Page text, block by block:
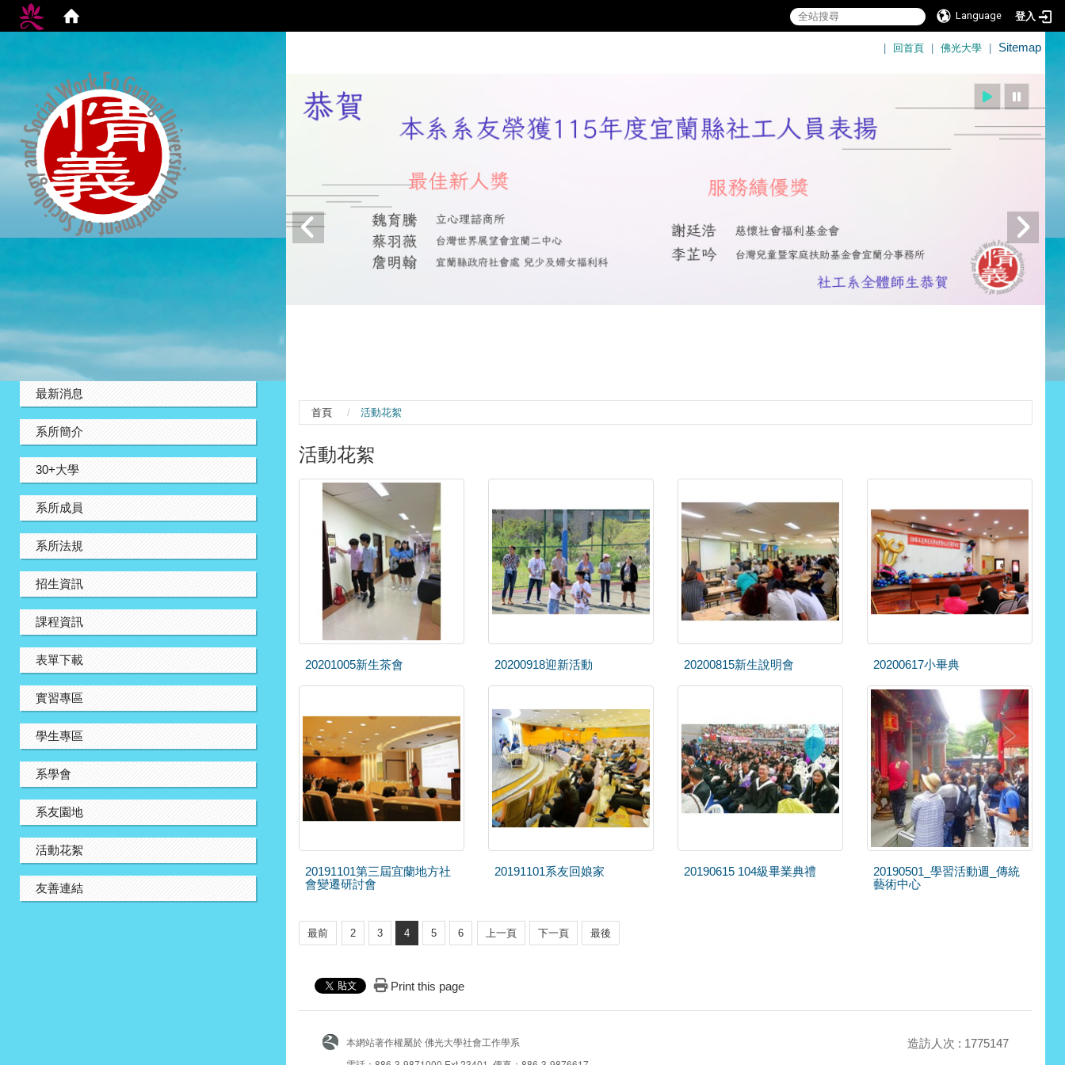
Language 登入
| 回首頁 | 佛光大學 | Sitemap
最新消息
系所簡介
30+大學
系所成員
系所法規
招生資訊
課程資訊
表單下載
實習專區
學生專區
系學會
系友園地
活動花絮
友善連結
首頁 活動花絮
活動花絮
20201005新生茶會 20200918迎新活動 20200815新生說明會 20200617小畢典
20191101第三屆宜蘭地方社
會變遷研討會
20191101系友回娘家 20190615 104級畢業典禮
20190501_學習活動週_傳統
藝術中心
最前 2 3 4 5 6 上一頁 下一頁 最後
Print this page
本網站著作權屬於 佛光大學社會工作學系
造訪人次 : 1775147